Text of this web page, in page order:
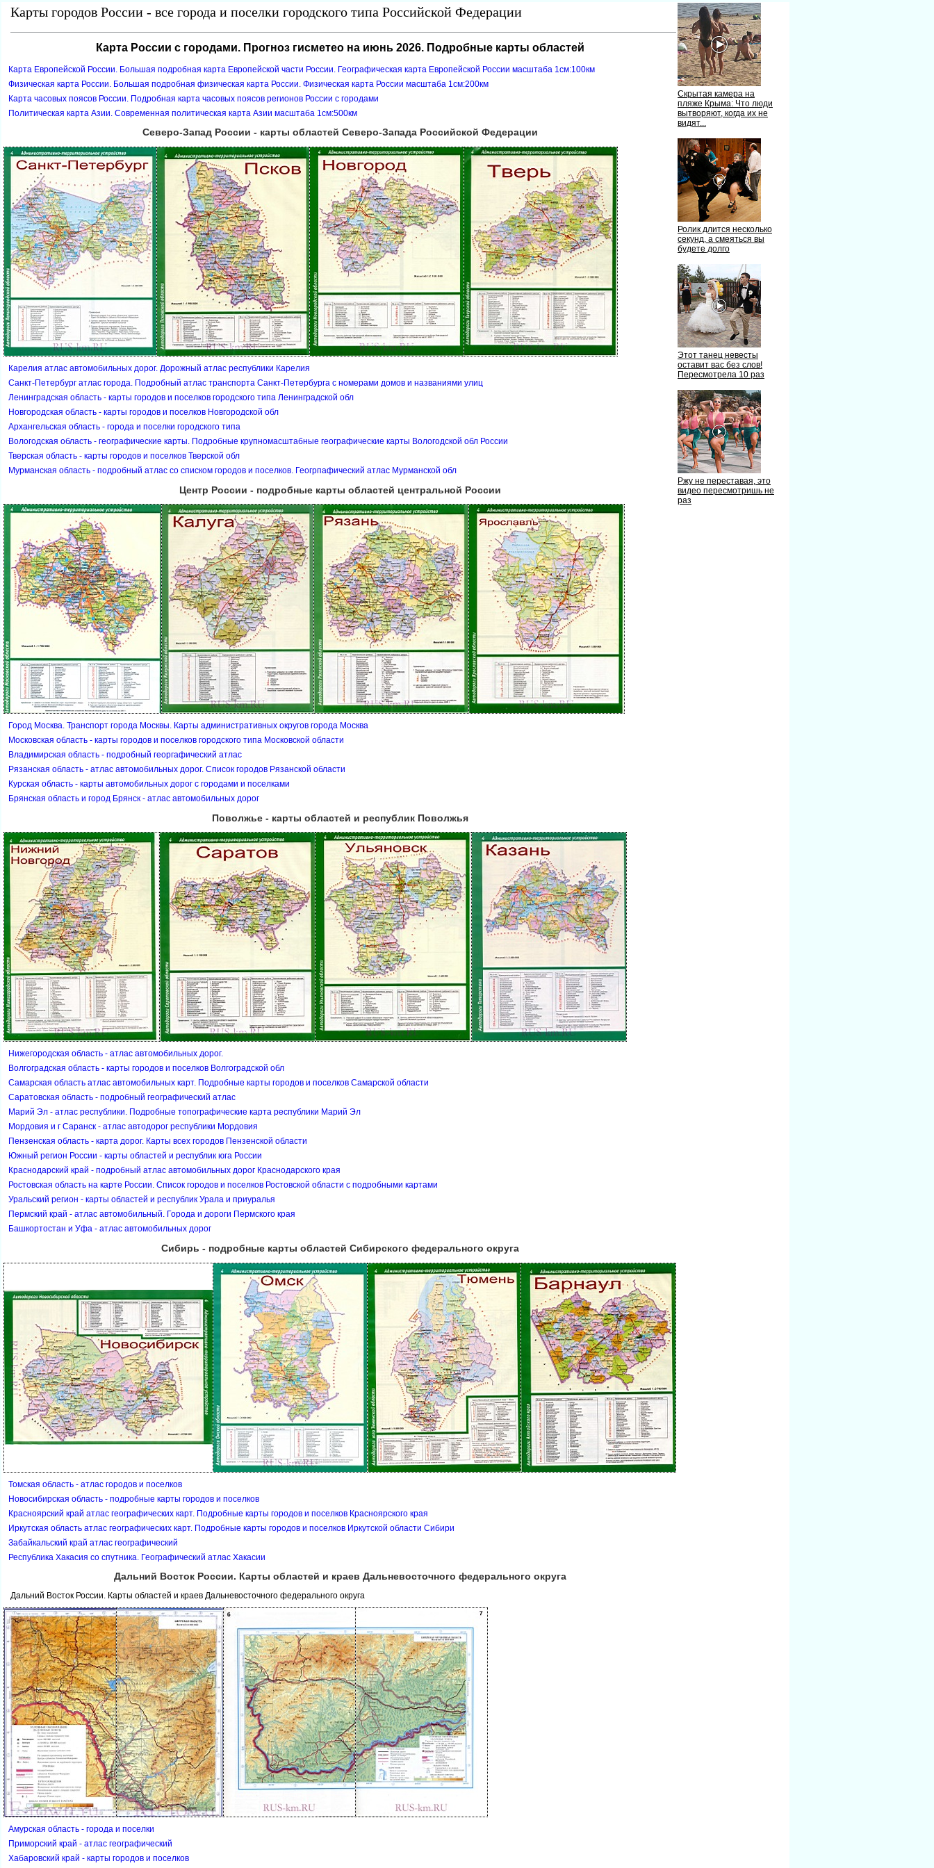
Скрытая камера на
пляже Крыма: Что люди
ытворяют, когда их не
идят...
Ролик длится несколько
секунд, а смеяться вы
удете долго
Этот танец невесты
оставит вас без слов!
Пересмотрела 10 раз
Ржу не переставая, это
идео пересмотришь не
раз
Карты городов России - все города и поселки городского типа Российской Федерации
Карта России с городами. Прогноз гисметео на июнь 2026. Подробные карты областей
Карта Европейской России. Большая подробная карта Европейской части России. Географическая карта Европейской России масштаба 1см:100км
Физическая карта России. Большая подробная физическая карта России. Физическая карта России масштаба 1см:200км
Карта часовых поясов России. Подробная карта часовых поясов регионов России с городами
Политическая карта Азии. Современная политическая карта Азии масштаба 1см:500км
Северо-Запад России - карты областей Северо-Запада Российской Федерации
Карелия атлас автомобильных дорог. Дорожный атлас республики Карелия
Санкт-Петербург атлас города. Подробный атлас транспорта Санкт-Петербурга с номерами домов и названиями улиц
Ленинградская область - карты городов и поселков городского типа Ленинградской обл
Новгородская область - карты городов и поселков Новгородской обл
Архангельская область - города и поселки городского типа
ологодская область - географические карты. Подробные крупномасштабные географические карты Вологодской обл России
Тверская область - карты городов и поселков Тверской обл
Мурманская область - подробный атлас со списком городов и поселков. Геогрпафический атлас Мурманской обл
Центр России - подробные карты областей центральной России
Город Москва. Транспорт города Москвы. Карты административных округов города Москва
Московская область - карты городов и поселков городского типа Московской области
ладимирская область - подробный георгафический атлас
Рязанская область - атлас автомобильных дорог. Список городов Рязанской области
Курская область - карты автомобильных дорог с городами и поселками
Брянская область и город Брянск - атлас автомобильных доро
Поволжье - карты областей и республик Поволжья
Нижегородская область - атлас автомобильных дорог.
олгоградская область - карты городов и поселков Волгоградской обл
Самарская область атлас автомобильных карт. Подробные карты городов и поселков Самарской области
Саратовская область - подробный географический атлас
Марий Эл - атлас республики. Подробные топографические карта республики Марий Эл
Мордовия и г Саранск - атлас автодорог республики Мордовия
Пензенская область - карта дорог. Карты всех городов Пензенской области
Южный регион России - карты областей и республик юга России
Краснодарский край - подробный атлас автомобильных дорог Краснодарского края
Ростовская область на карте России. Список городов и поселков Ростовской области с подробными картами
Уральский регион - карты областей и республик Урала и приуралья
Пермский край - атлас автомобильный. Города и дороги Пермского края
Башкортостан и Уфа - атлас автомобильных доро
Сибирь - подробные карты областей Сибирского федерального округа
Томская область - атлас городов и поселко
Новосибирская область - подробные карты городов и поселко
Красноярский край атлас географических карт. Подробные карты городов и поселков Красноярского края
Иркутская область атлас географических карт. Подробные карты городов и поселков Иркутской области Сибири
Забайкальский край атлас географический
Республика Хакасия со спутника. Географический атлас Хакасии
Дальний Восток России. Карты областей и краев Дальневосточного федерального округа
Дальний Восток России. Карты областей и краев Дальневосточного федерального округа
Амурская область - города и поселки
Приморский край - атлас географический
Хабаровский край - карты городов и поселко